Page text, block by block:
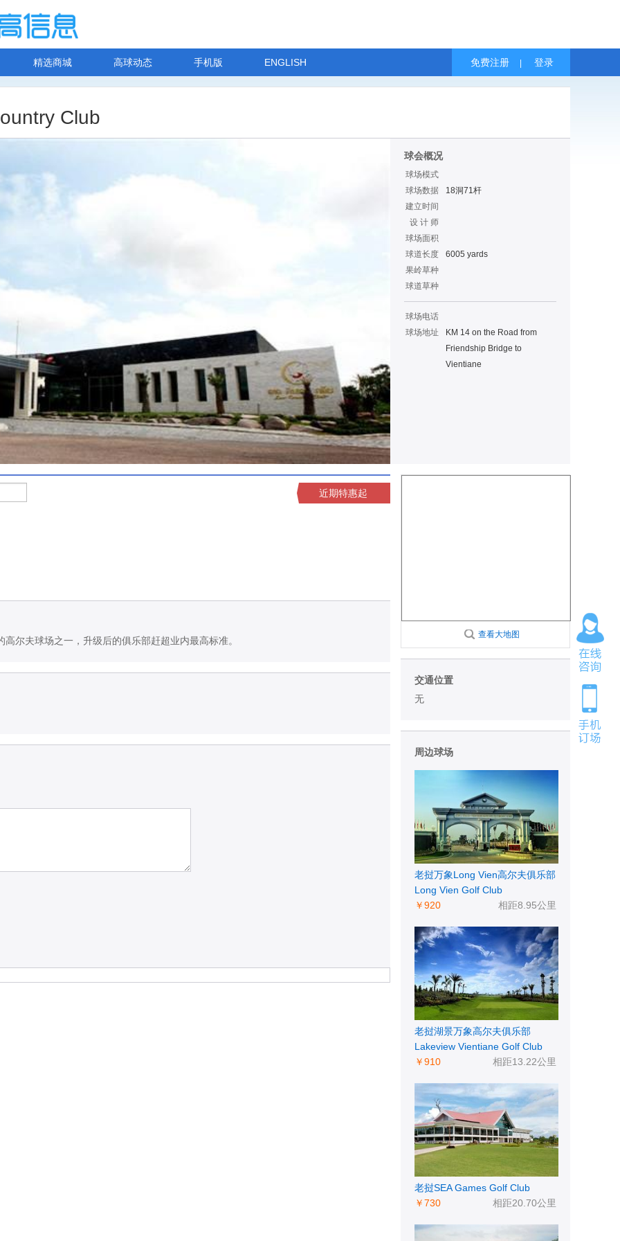
精选商城 高球动态 手机版 ENGLISH 免费注册 登录
Club
球会概况
球场模式
球场数据
18洞71杆
建立时间
设 计 师
球场面积
球道长度
6005 yards
果岭草种
球道草种
球场电话
球场地址
KM 14 on the Road from
Friendship Bridge to
Vientiane
近期特惠起
尔夫球场之一，升级后的俱乐部赶超业内最高标准。
查看大地图
交通位置
无
周边球场
老挝万象Long Vien高尔夫俱乐部
Long Vien Golf Club
相距8.95公里
￥920
老挝湖景万象高尔夫俱乐部
Lakeview Vientiane Golf Club
相距13.22公里
￥910
老挝SEA Games Golf Club
相距20.70公里
￥730